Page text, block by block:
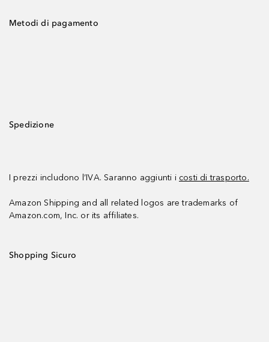
Metodi di pagamento
Spedizione
I prezzi includono l’IVA. Saranno aggiunti i costi di trasporto.
Amazon Shipping and all related logos are trademarks of
Amazon.com, Inc. or its affiliates.
Shopping Sicuro